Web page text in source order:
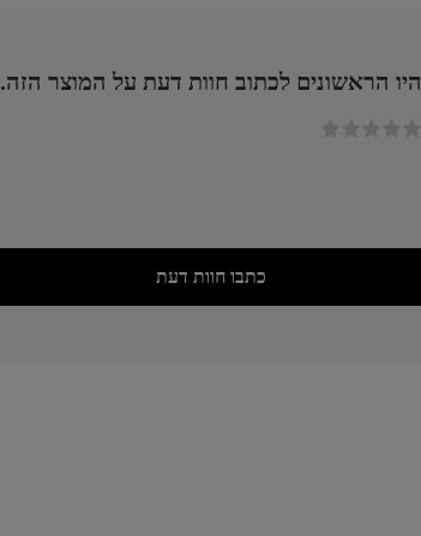
היו הראשונים לכתוב חוות דעת על המוצר הזה.
כתבו חוות דעת